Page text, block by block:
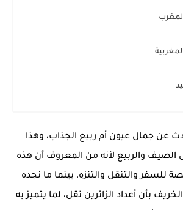
عن جمال عيون أم ربيع الجذاب، وهذا
والربيع لأنه من المعروف أن هذه
والتنقل والتنزه، بينما ما نجده
بأن أعداد الزائرين تقل، لما يتميز به